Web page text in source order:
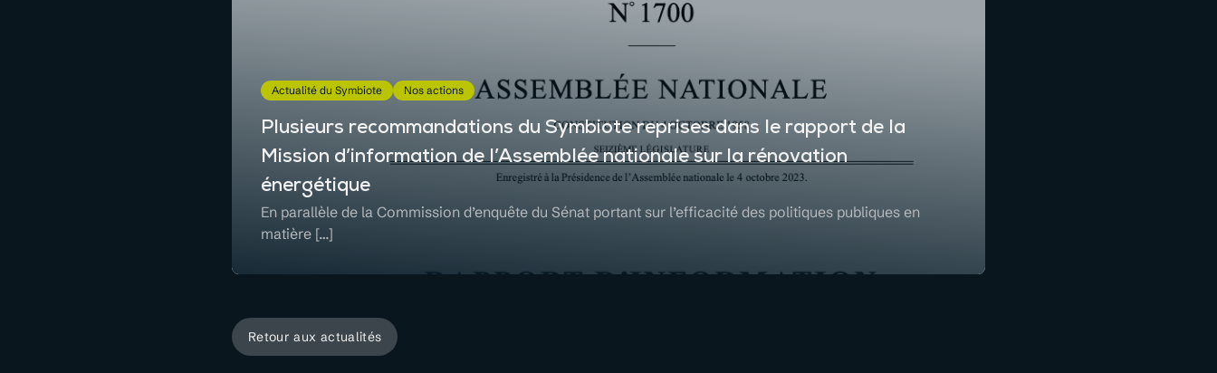
Actualité du Symbiote Nos actions
Plusieurs recommandations du Symbiote reprises dans le rapport de la
Mission d’information de l’Assemblée nationale sur la rénovation
énergétique
En parallèle de la Commission d’enquête du Sénat portant sur l’efficacité des politiques publiques en
matière […]
Retour aux actualités